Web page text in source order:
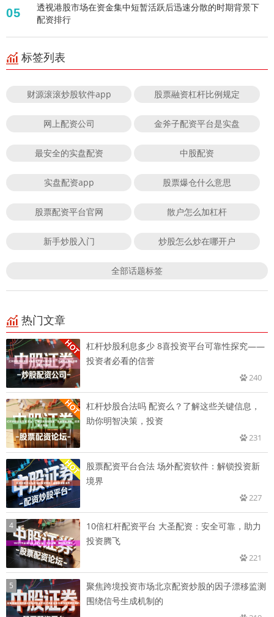
05
透视港股市场在资金集中短暂活跃后迅速分散的时期背景下
配资排行
标签列表
财源滚滚炒股软件app 股票融资杠杆比例规定
网上配资公司 金斧子配资平台是实盘
最安全的实盘配资 中股配资
实盘配资app 股票爆仓什么意思
股票配资平台官网 散户怎么加杠杆
新手炒股入门 炒股怎么炒在哪开户
全部话题标签
热门文章
杠杆炒股利息多少 8喜投资平台可靠性探究——
投资者必看的信誉
240
杠杆炒股合法吗 配资么？了解这些关键信息，
助你明智决策，投资
231
股票配资平台合法 场外配资软件：解锁投资新
境界
227
4
10倍杠杆配资平台 大圣配资：安全可靠，助力
投资腾飞
221
5
聚焦跨境投资市场北京配资炒股的因子漂移监测
围绕信号生成机制的